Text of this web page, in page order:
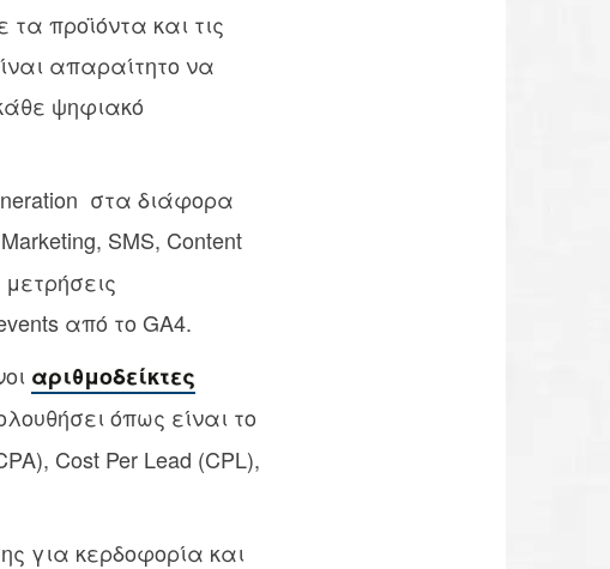
προϊόντα και τις
απαραίτητο να
ψηφιακό
στα διάφορα
SMS, Content
από το GA4.
αριθμοδείκτες
όπως είναι το
Cost Per Lead (CPL),
για κερδοφορία και